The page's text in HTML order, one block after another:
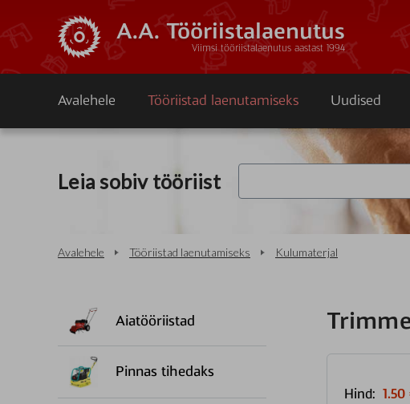
A.A. Tööriistalaenutus
Viimsi tööriistalaenutus aastast 1994
Avalehele Tööriistad laenutamiseks Uudised
Leia sobiv tööriist
Avalehele Tööriistad laenutamiseks Kulumaterjal
Aiatööriistad
Pinnas tihedaks
Hind: